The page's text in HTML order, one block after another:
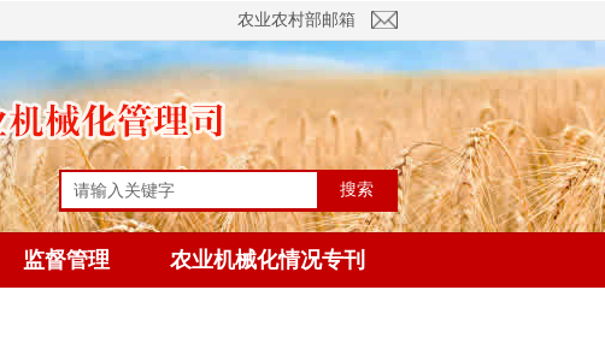
农业农村部邮箱
搜索
监督管理 农业机械化情况专刊